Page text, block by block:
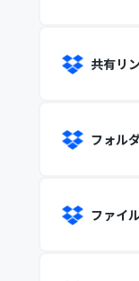
共有リ
フォル
ファイ